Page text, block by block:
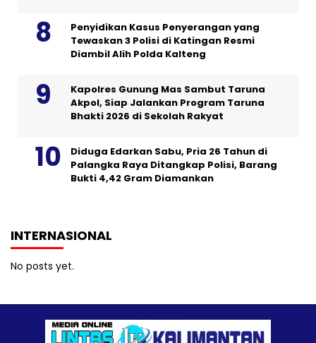
Penyidikan Kasus Penyerangan yang
Tewaskan 3 Polisi di Katingan Resmi
Diambil Alih Polda Kalteng
Kapolres Gunung Mas Sambut Taruna
Akpol, Siap Jalankan Program Taruna
Bhakti 2026 di Sekolah Rakyat
Diduga Edarkan Sabu, Pria 26 Tahun di
Palangka Raya Ditangkap Polisi, Barang
Bukti 4,42 Gram Diamankan
INTERNASIONAL
No posts yet.